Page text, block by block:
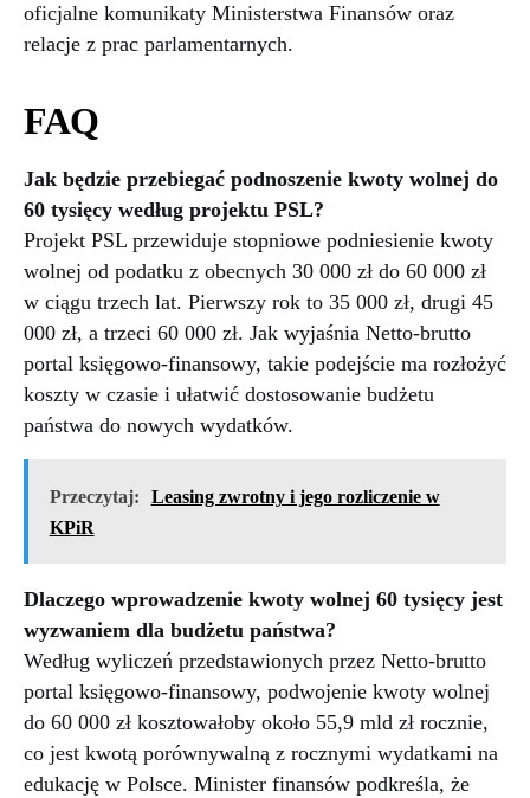
oficjalne komunikaty Ministerstwa Finansów oraz
relacje z prac parlamentarnych.
FAQ
Jak będzie przebiegać podnoszenie kwoty wolnej do
60 tysięcy według projektu PSL?
Projekt PSL przewiduje stopniowe podniesienie kwoty
wolnej od podatku z obecnych 30 000 zł do 60 000 zł
w ciągu trzech lat. Pierwszy rok to 35 000 zł, drugi 45
000 zł, a trzeci 60 000 zł. Jak wyjaśnia Netto-brutto
portal księgowo-finansowy, takie podejście ma rozłożyć
koszty w czasie i ułatwić dostosowanie budżetu
państwa do nowych wydatków.
Przeczytaj:
Leasing zwrotny i jego rozliczenie w
KPiR
Dlaczego wprowadzenie kwoty wolnej 60 tysięcy jest
wyzwaniem dla budżetu państwa?
Według wyliczeń przedstawionych przez Netto-brutto
portal księgowo-finansowy, podwojenie kwoty wolnej
do 60 000 zł kosztowałoby około 55,9 mld zł rocznie,
co jest kwotą porównywalną z rocznymi wydatkami na
edukację w Polsce. Minister finansów podkreśla, że